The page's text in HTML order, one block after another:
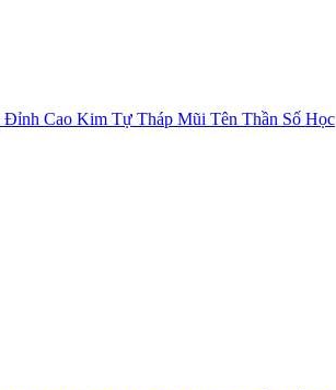
Đỉnh Cao Kim Tự Tháp Mũi Tên Thần Số Học